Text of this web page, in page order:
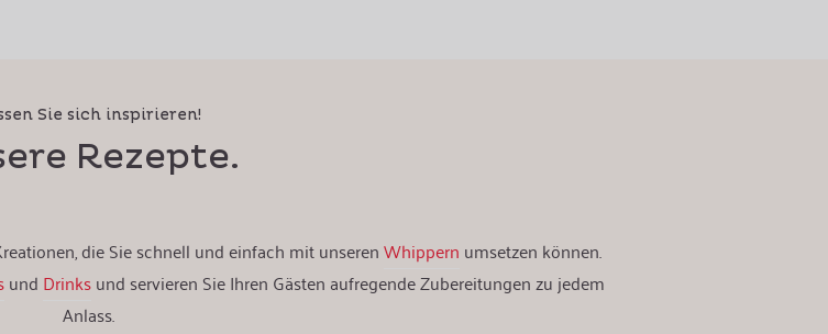
Sie sich inspirieren!
Rezepte.
die Sie schnell und einfach mit unserenWhippern umsetzen können.
und Drinksund servieren Sie Ihren Gästen aufregende Zubereitungen zu jedem
Anlass.